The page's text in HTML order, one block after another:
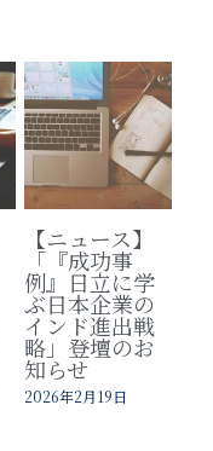
【ニュース】
「『成功事
例』日立に学
ぶ日本企業の
インド進出戦
略」登壇のお
知らせ
2026年2月19日